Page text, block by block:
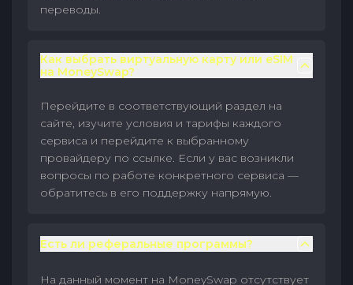
переводы.
Как выбрать виртуальную карту или eSIM
на MoneySwap?
Перейдите в соответствующий раздел на
сайте, изучите условия и тарифы каждого
сервиса и перейдите к выбранному
провайдеру по ссылке. Если у вас возникли
вопросы по работе конкретного сервиса —
обратитесь в его поддержку напрямую.
Есть ли реферальные программы?
На данный момент на MoneySwap отсутствует